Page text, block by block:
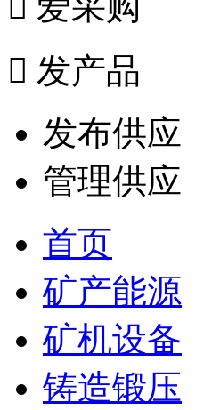
 发产品
发布供应
管理供应
首页
矿产能源
矿机设备
铸造锻压